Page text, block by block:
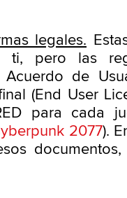
legales.
ti, pero las
Acuerdo de
(End User
para cada
2077).